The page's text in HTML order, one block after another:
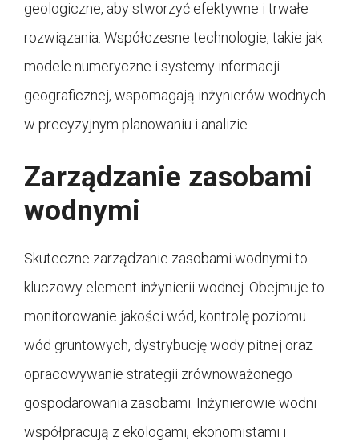
geologiczne, aby stworzyć efektywne i trwałe
rozwiązania. Współczesne technologie, takie jak
modele numeryczne i systemy informacji
geograficznej, wspomagają inżynierów wodnych
w precyzyjnym planowaniu i analizie.
Zarządzanie zasobami
wodnymi
Skuteczne zarządzanie zasobami wodnymi to
kluczowy element inżynierii wodnej. Obejmuje to
monitorowanie jakości wód, kontrolę poziomu
wód gruntowych, dystrybucję wody pitnej oraz
opracowywanie strategii zrównoważonego
gospodarowania zasobami. Inżynierowie wodni
współpracują z ekologami, ekonomistami i